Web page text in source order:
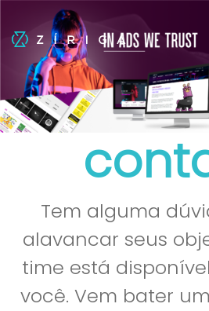
Tem alguma
alavancar seus
time está
você. Vem bater